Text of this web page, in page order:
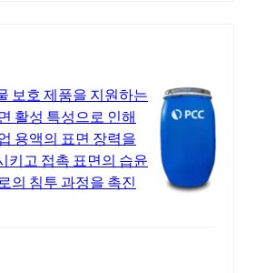
보호 제품을 지원하는
활성 특성으로 인해
용액의 표면 장력을
키고 접촉 표면의 습윤
의 침투 과정을 촉진